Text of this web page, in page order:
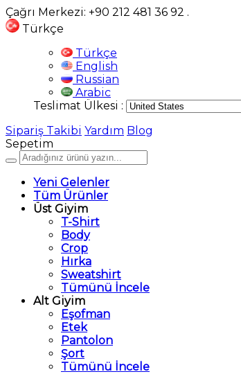
Çağrı Merkezi: +90 212 481 36 92 .
Türkçe
Türkçe
English
Russian
Arabic
Teslimat Ülkesi :
Sipariş Takibi Yardım Blog
Sepetim
Yeni Gelenler
Tüm Ürünler
Üst Giyim
T-Shirt
Body
Crop
Hırka
Sweatshirt
Tümünü İncele
Alt Giyim
Eşofman
Etek
Pantolon
Şort
Tümünü İncele